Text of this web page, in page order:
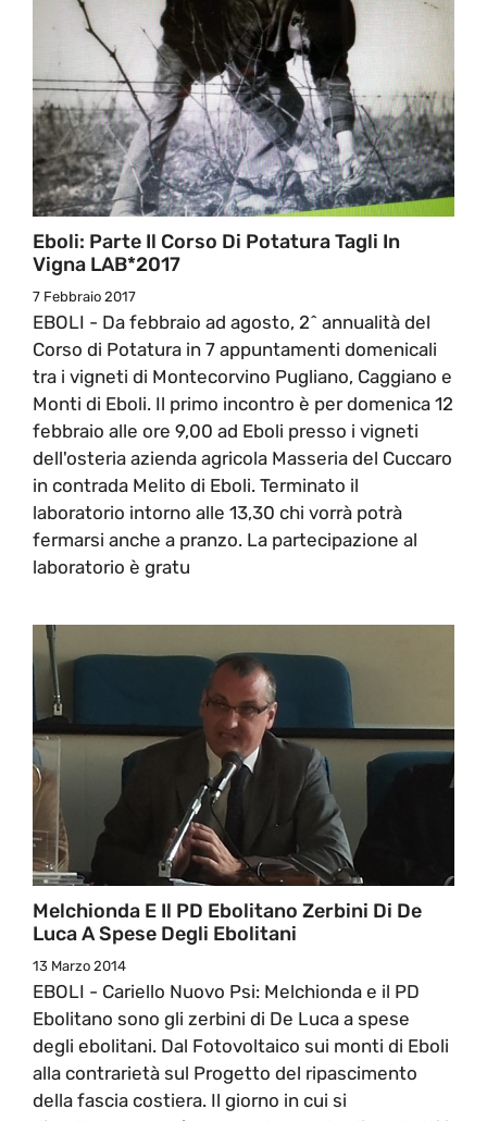
Eboli: Parte Il Corso Di Potatura Tagli In
Vigna LAB*2017
7 Febbraio 2017
EBOLI - Da febbraio ad agosto, 2^ annualità del
Corso di Potatura in 7 appuntamenti domenicali
tra i vigneti di Montecorvino Pugliano, Caggiano e
Monti di Eboli. Il primo incontro è per domenica 12
febbraio alle ore 9,00 ad Eboli presso i vigneti
dell'osteria azienda agricola Masseria del Cuccaro
in contrada Melito di Eboli. Terminato il
laboratorio intorno alle 13,30 chi vorrà potrà
fermarsi anche a pranzo. La partecipazione al
laboratorio è gratu
Melchionda E Il PD Ebolitano Zerbini Di De
Luca A Spese Degli Ebolitani
13 Marzo 2014
EBOLI - Cariello Nuovo Psi: Melchionda e il PD
Ebolitano sono gli zerbini di De Luca a spese
degli ebolitani. Dal Fotovoltaico sui monti di Eboli
alla contrarietà sul Progetto del ripascimento
della fascia costiera. Il giorno in cui si